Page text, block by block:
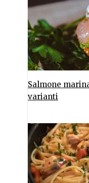
Salmone
varianti